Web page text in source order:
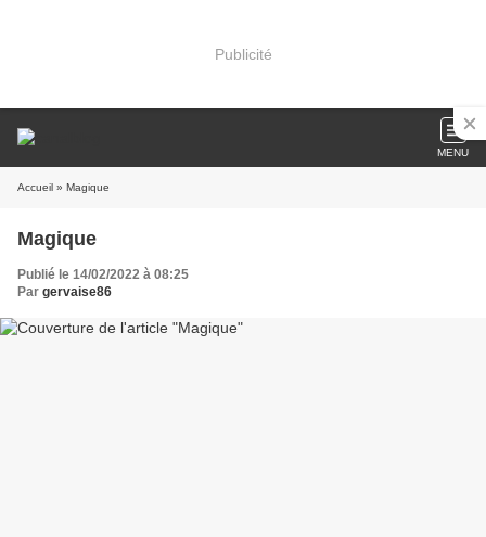
Publicité
MENU
Accueil » Magique
Magique
Publié le 14/02/2022 à 08:25
Par gervaise86